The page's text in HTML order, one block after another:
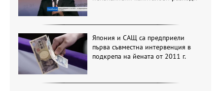
Япония и САЩ са предприели
първа съвместна интервенция в
подкрепа на йената от 2011 г.